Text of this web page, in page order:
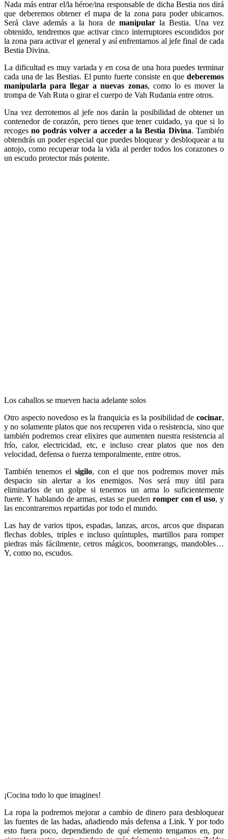
Nada más entrar el/la héroe/ina responsable de dicha Bestia nos dirá
que deberemos obtener el mapa de la zona para poder ubicarnos.
Será clave además a la hora de manipularla Bestia. Una vez
obtenido, tendremos que activar cinco interruptores escondidos por
la zona para activar el general y así enfrentarnos al jefe final de cada
Bestia Divina.
La dificultad es muy variada y en cosa de una hora puedes terminar
cada una de las Bestias. El punto fuerte consiste en que deberemos
manipularla para llegar a nuevas zonas, como lo es mover la
trompa de Vah Ruta o girar el cuerpo de Vah Rudania entre otros.
Una vez derrotemos al jefe nos darán la posibilidad de obtener un
contenedor de corazón, pero tienes que tener cuidado, ya que si lo
recogesno podrás volver a acceder a la Bestia Divina. También
obtendrás un poder especial que puedes bloquear y desbloquear a tu
antojo, como recuperar toda la vida al perder todos los corazones o
un escudo protector más potente.
Los caballos se mueven hacia adelante solos
Otro aspecto novedoso es la franquicia es la posibilidad de cocinar,
y no solamente platos que nos recuperen vida o resistencia, sino que
también podremos crear elixires que aumenten nuestra resistencia al
frío, calor, electricidad, etc, e incluso crear platos que nos den
velocidad, defensa o fuerza temporalmente, entre otros.
También tenemos el sigilo, con el que nos podremos mover más
despacio sin alertar a los enemigos. Nos será muy útil para
eliminarlos de un golpe si tenemos un arma lo suficientemente
fuerte. Y hablando de armas, estas se pueden romper con el uso, y
las encontraremos repartidas por todo el mundo.
Las hay de varios tipos, espadas, lanzas, arcos, arcos que disparan
flechas dobles, triples e incluso quíntuples, martillos para romper
piedras más fácilmente, cetros mágicos, boomerangs, mandobles…
Y, como no, escudos.
¡Cocina todo lo que imagines!
La ropa la podremos mejorar a cambio de dinero para desbloquear
las fuentes de las hadas, añadiendo más defensa a Link. Y por todo
esto fuera poco, dependiendo de qué elemento tengamos en, por